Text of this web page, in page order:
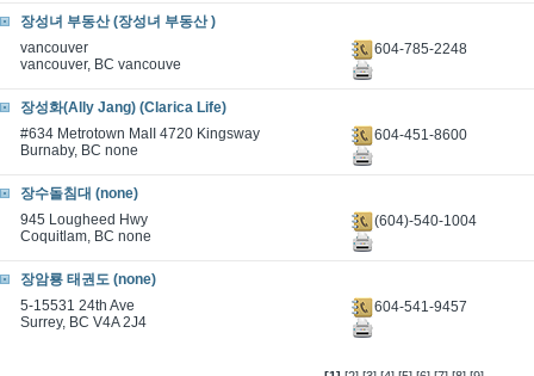
장성녀 부동산 (장성녀 부동산 )
vancouver
vancouver, BC vancouve
604-785-2248
장성화(Ally Jang) (Clarica Life)
#634 Metrotown MaII 4720 Kingsway
Burnaby, BC none
604-451-8600
장수돌침대 (none)
945 Lougheed Hwy
Coquitlam, BC none
(604)-540-1004
장암룡 태권도 (none)
5-15531 24th Ave
Surrey, BC V4A 2J4
604-541-9457